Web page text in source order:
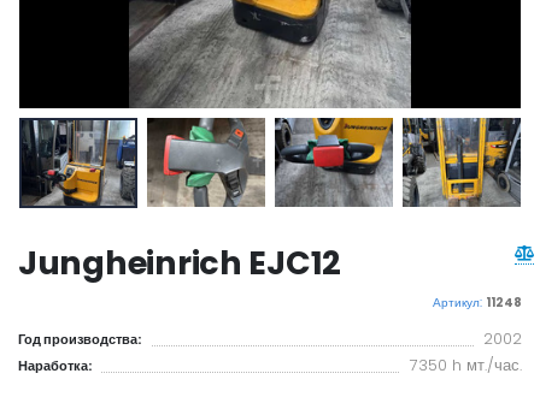
Jungheinrich EJC12
Артикул: 11248
Год производства: 2002
Наработка: 7350 h мт./час.